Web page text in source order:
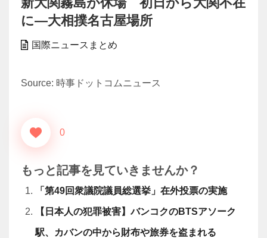
に―大相撲名古屋場所
国際ニュースまとめ
Source: 時事ドットコムニュース
0
もっと記事を見ていきませんか？
「第49回衆議院議員総選挙」在外投票の実施
【日本人の犯罪被害】バンコクのBTSアソーク
駅、カバンの中から財布や旅券を盗まれる